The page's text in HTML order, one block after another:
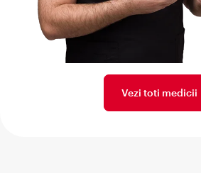
Vezi toti medicii